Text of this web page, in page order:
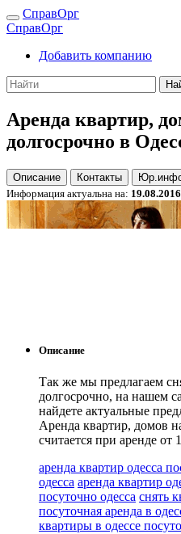
СправОрг
СправОрг
Добавить компанию
Аренда квартир,
долгосрочно в
Описание Контакты
Информация актуальна на: 19.08.2016
Описание
Так же мы предлагаем
долгосрочно, на нашем
найдете актуальные
Аренда квартир, домов
считается при аренде от
аренда квартир одесса
одесса аренда квартир
посуточно одесса снять
посуточная аренда в
квартиры в одессе